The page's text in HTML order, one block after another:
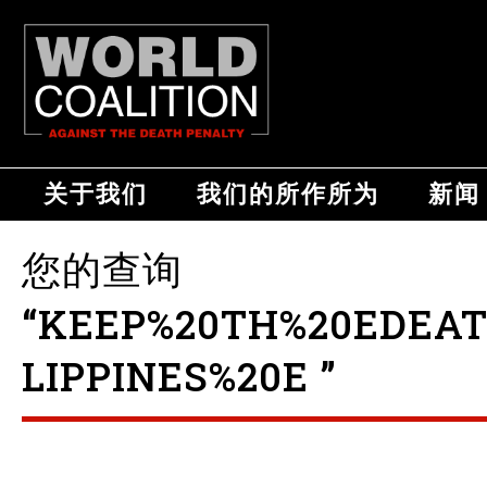
关于我们 我们的所作所为 新闻
您的查询
LIPPINES%20E ”